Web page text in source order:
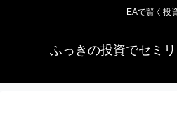
EAで賢く投
ふっきの投資でセミ